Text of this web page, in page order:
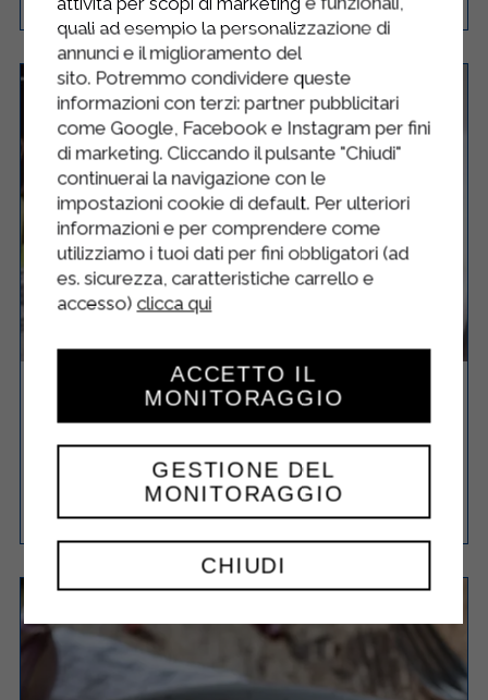
PRALINE DI CIOCCOLATO AL
MASCARPONE STERILGARDA
Facile Minuti
quali ad esempio la personalizzazione di
annunci e il miglioramento del
sito. Potremmo condividere queste
informazioni con terzi: partner pubblicitari
come Google, Facebook e Instagram per fini
di marketing. Cliccando il pulsante "Chiudi"
continuerai la navigazione con le
impostazioni cookie di default. Per ulteriori
informazioni e per comprendere come
utilizziamo i tuoi dati per fini obbligatori (ad
es. sicurezza, caratteristiche carrello e
accesso) clicca qui
CHIUDI
GESTIONE DEL
MONITORAGGIO
ACCETTO IL
MONITORAGGIO